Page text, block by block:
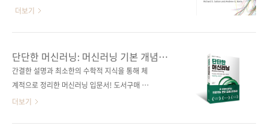
RadViz 등의 최신 시각화 도구를 소개하고 그
활용 방법을 알려줍니다. 휴대하기 좋은 판형
것이 생겼을 때 찾아보는 용도로도 좋습니다. 이
책의 특징 머신러닝을 배울 때 참고하며 읽기 좋
은 책 도구의 종류, 사용..
Introduction(2nd edition)》이 드/디/어 번
판)》, 《패턴인식과 머신러닝》, 《심층 학습
(Deep Learning)》, 《신경망과 심층학습》
등 인공지능 분야에서 교과서와 같은 책, 코드보
들을 많이 펴내서인지 《Reinforcement
Learning An Introduction(2nd edition)》이
더보기
단단한 머신러닝: 머신러닝 기본 개념을
제대로 정리한 인공지능 교과서
간결한 설명과 최소한의 수학적 지식을 통해 체
계적으로 정리한 머신러닝 입문서! 도서구매 사
이트(가나다순)[교보문고] [도서11번가] [반디
더보기